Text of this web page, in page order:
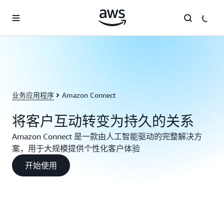
业务应用程序 Amazon Connect
将客户互动转变为持久的关系
Amazon Connect 是一款由人工智能驱动的完整解决方
案，用于大规模提供个性化客户体验
开始使用